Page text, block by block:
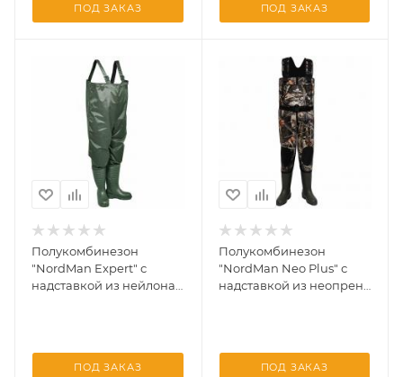
ПОД ЗАКАЗ ПОД ЗАКАЗ
Полукомбинезон
"NordMan Expert" с
надставкой из нейлона
ПОД ЗАКАЗ
Полукомбинезон
"NordMan Neo Plus" с
надставкой из неопрена
ПОД ЗАКАЗ